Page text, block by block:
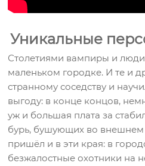
Уникальные
Столетиями вампиры и
маленьком городке. И те и
странному соседству и
выгоду: в конце концов,
уж и большая плата за
бурь, бушующих во
пришёл и в эти края: в
безжалостные охотники на